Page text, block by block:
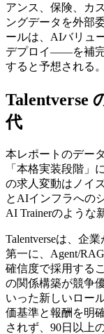
アンス、保険、カ
ングデータを外部
ールは、AIバリュ
デプロイ——を補完
すると予想される。
Talentverse
代
本レポートのデー
「本格実装段階」
の求人変動はノイ
とAIインフラへの
AI Trainerのような
Talentverseは、企
第一に、Agent/
確信度で採用する
の関係構築が競争
いった新しいロー
価基準と報酬を明
されず、90日以上